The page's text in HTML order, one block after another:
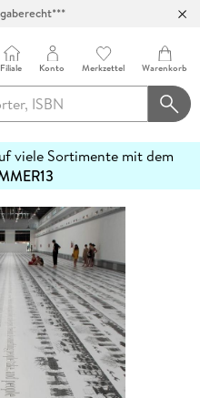
Filiale Konto Merkzettel Warenkorb
viele Sortimente mit dem